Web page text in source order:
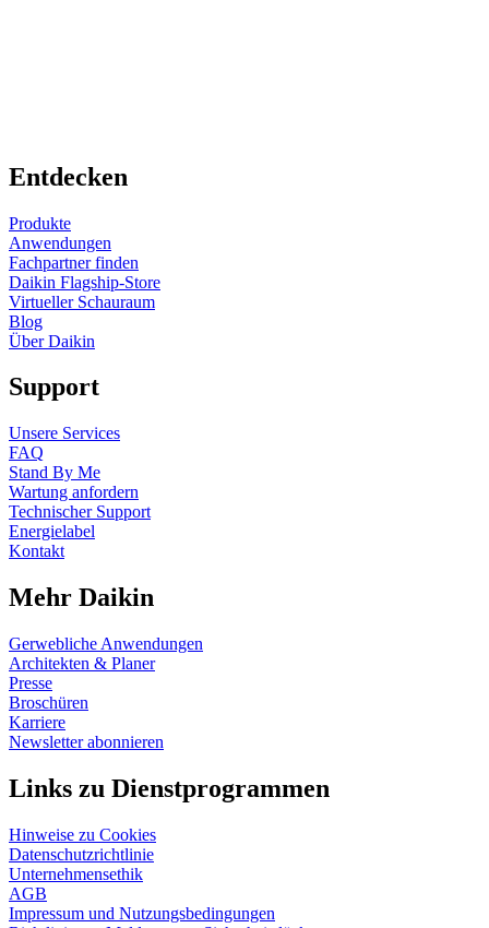
Entdecken
Produkte
Anwendungen
Fachpartner finden
Daikin Flagship-Store
Virtueller Schauraum
Blog
Über Daikin
Support
Unsere Services
FAQ
Stand By Me
Wartung anfordern
Technischer Support
Energielabel
Kontakt
Mehr Daikin
Gerwebliche Anwendungen
Architekten & Planer
Presse
Broschüren
Karriere
Newsletter abonnieren
Links zu Dienstprogrammen
Hinweise zu Cookies
Datenschutzrichtlinie
Unternehmensethik
AGB
Impressum und Nutzungsbedingungen